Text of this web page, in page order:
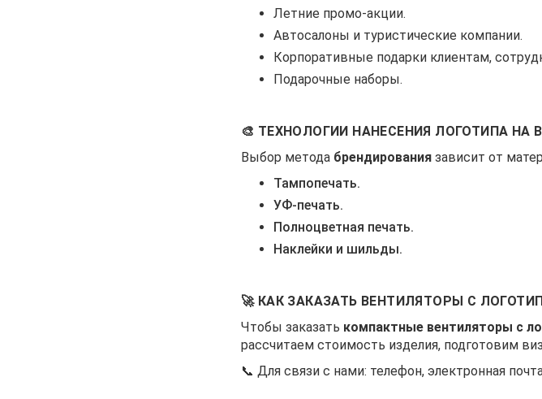
Летние промо-акции.
Автосалоны и туристические компании.
Корпоративные подарки клиентам,
Подарочные наборы.
🎨 ТЕХНОЛОГИИ НАНЕСЕНИЯ ЛОГОТИПА НА
Выбор метода брендирования зависит от
Тампопечать.
УФ-печать.
Полноцветная печать.
Наклейки и шильды.
🚀 КАК ЗАКАЗАТЬ ВЕНТИЛЯТОРЫ С
Чтобы заказать компактные вентиляторы с
рассчитаем стоимость изделия, подготовим
📞 Для связи с нами: телефон, электронная